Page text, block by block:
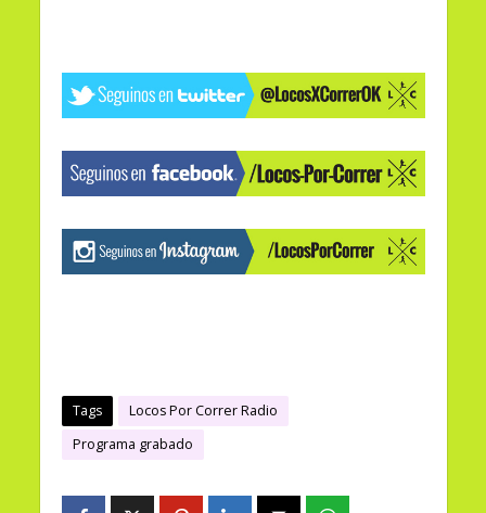
Tags
Locos Por Correr Radio
Programa grabado